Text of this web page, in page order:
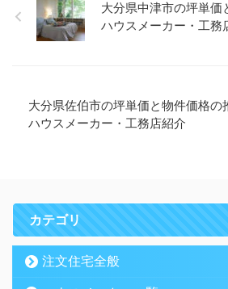
大分県中津市の坪単価
ハウスメーカー・工務
大分県佐伯市の坪単価と物件価格の
ハウスメーカー・工務店紹介
カテゴリ
注文住宅全般